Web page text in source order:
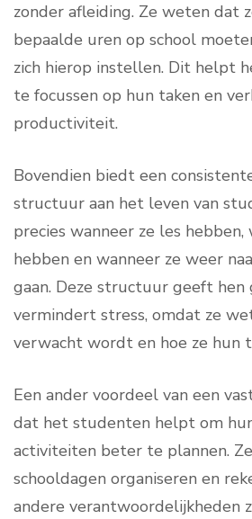
zonder afleiding. Ze weten dat
bepaalde uren op school
zich hierop instellen. Dit helpt
te focussen op hun taken en
productiviteit.
Bovendien biedt een
structuur aan het leven van
precies wanneer ze les hebben,
hebben en wanneer ze weer
gaan. Deze structuur geeft hen
vermindert stress, omdat ze
verwacht wordt en hoe ze hun
Een ander voordeel van een
dat het studenten helpt om
activiteiten beter te plannen.
schooldagen organiseren en
andere verantwoordelijkheden